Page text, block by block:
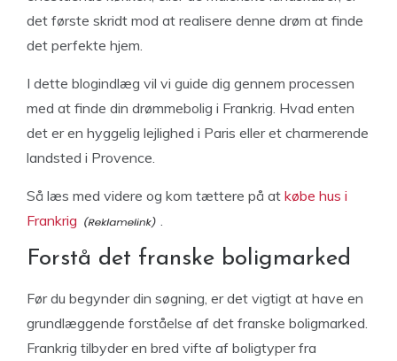
det første skridt mod at realisere denne drøm at finde
det perfekte hjem.
I dette blogindlæg vil vi guide dig gennem processen
med at finde din drømmebolig i Frankrig. Hvad enten
det er en hyggelig lejlighed i Paris eller et charmerende
landsted i Provence.
Så læs med videre og kom tættere på at købe hus i
Frankrig
.
Forstå det franske boligmarked
Før du begynder din søgning, er det vigtigt at have en
grundlæggende forståelse af det franske boligmarked.
Frankrig tilbyder en bred vifte af boligtyper fra